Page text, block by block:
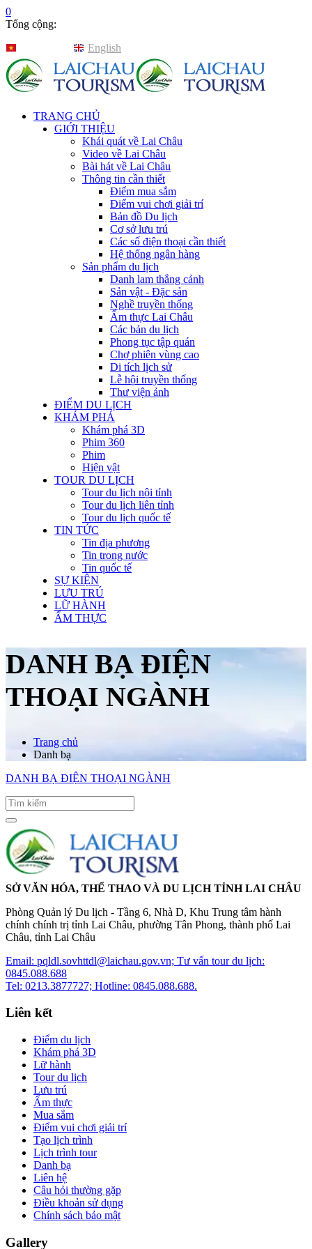
0
Tổng cộng:
English
TRANG CHỦ
GIỚI THIỆU
Khái quát về Lai Châu
Video về Lai Châu
Bài hát về Lai Châu
Thông tin cần thiết
Điểm mua sắm
Điểm vui chơi giải trí
Bản đồ Du lịch
Cơ sở lưu trú
Các số điện thoại cần thiết
Hệ thống ngân hàng
Sản phẩm du lịch
Danh lam thắng cảnh
Sản vật - Đặc sản
Nghề truyền thống
Ẩm thực Lai Châu
Các bản du lịch
Phong tục tập quán
Chợ phiên vùng cao
Di tích lịch sử
Lễ hội truyền thống
Thư viện ảnh
ĐIỂM DU LỊCH
KHÁM PHÁ
Khám phá 3D
Phim 360
Phim
Hiện vật
TOUR DU LỊCH
Tour du lịch nội tỉnh
Tour du lịch liên tỉnh
Tour du lịch quốc tế
TIN TỨC
Tin địa phương
Tin trong nước
Tin quốc tế
SỰ KIỆN
LƯU TRÚ
LỮ HÀNH
ẨM THỰC
DANH BẠ ĐIỆN
THOẠI NGÀNH
Trang chủ
Danh bạ
DANH BẠ ĐIỆN THOẠI NGÀNH
SỞ VĂN HÓA, THỂ THAO VÀ DU LỊCH TỈNH LAI CHÂU
Phòng Quản lý Du lịch - Tầng 6, Nhà D, Khu Trung tâm hành
chính chính trị tỉnh Lai Châu, phường Tân Phong, thành phố Lai
Châu, tỉnh Lai Châu
Email: pqldl.sovhttdl@laichau.gov.vn; Tư vấn tour du lịch:
0845.088.688
Tel: 0213.3877727; Hotline: 0845.088.688.
Liên kết
Điểm du lịch
Khám phá 3D
Lữ hành
Tour du lịch
Lưu trú
Ẩm thực
Mua sắm
Điểm vui chơi giải trí
Tạo lịch trình
Lịch trình tour
Danh bạ
Liên hệ
Câu hỏi thường gặp
Điều khoản sử dụng
Chính sách bảo mật
Gallery